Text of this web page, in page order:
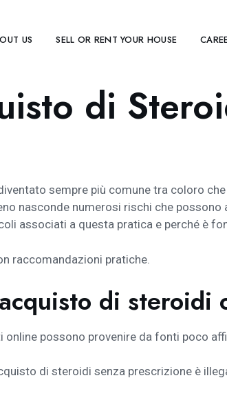
US SELL OR RENT YOUR HOUSE
di
sempre più comune tra coloro
nasconde numerosi rischi che
associati a questa pratica e perché è
raccomandazioni pratiche.
di steroidi
online possono provenire da fonti poco
di steroidi senza prescrizione è